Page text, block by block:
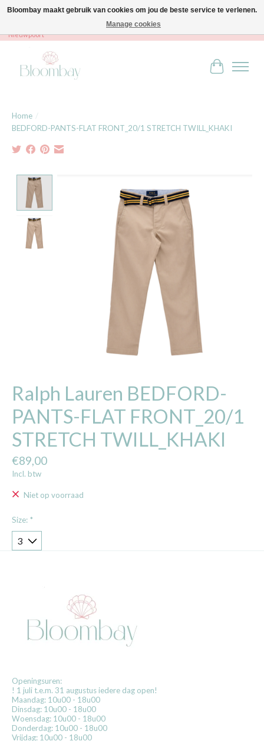
Bloombay - Babies & Kids - Bali home & interior - Robert Orlentpromenade 9A -
Nieuwpoort
Home /
BEDFORD-PANTS-FLAT FRONT_20/1 STRETCH TWILL_KHAKI
Ralph Lauren BEDFORD-
PANTS-FLAT FRONT_20/1
STRETCH TWILL_KHAKI
€89,00
Incl. btw
Niet op voorraad
Size: *
Openingsuren:
! 1 juli t.e.m. 31 augustus iedere dag open!
Maandag: 10u00 - 18u00
Dinsdag: 10u00 - 18u00
Woensdag: 10u00 - 18u00
Donderdag: 10u00 - 18u00
Vrijdag: 10u00 - 18u00
Bloombay maakt gebruik van cookies om jou de beste service te verlenen.
Manage cookies